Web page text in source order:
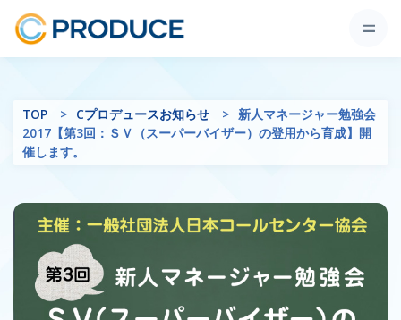
TOP Cプロデュースお知らせ
新人マネージャー勉強会
2017【第3回：ＳＶ（スーパーバイザー）の登用から育成】開
催します。